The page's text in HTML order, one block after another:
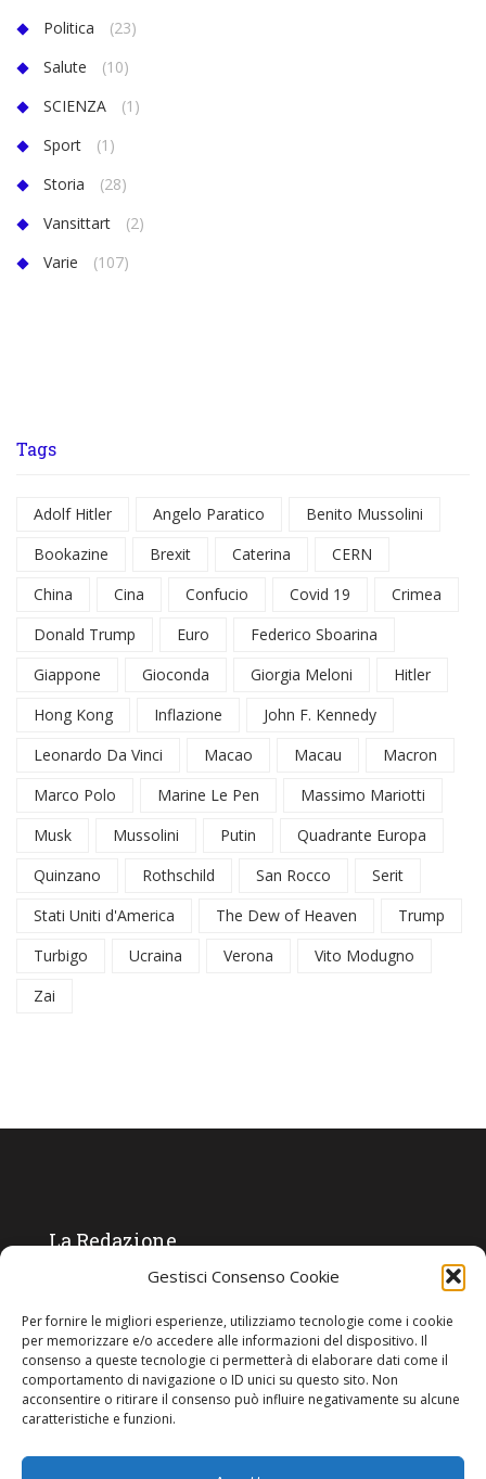
Gestisci Consenso Cookie
Per fornire le migliori esperienze, utilizziamo tecnologie come i cookie
per memorizzare e/o accedere alle informazioni del dispositivo. Il
consenso a queste tecnologie ci permetterà di elaborare dati come il
comportamento di navigazione o ID unici su questo sito. Non
acconsentire o ritirare il consenso può influire negativamente su alcune
caratteristiche e funzioni.
Politica
(23)
Salute
(10)
SCIENZA
(1)
Sport
(1)
Storia
(28)
Vansittart
(2)
Varie
(107)
Tags
Adolf Hitler Angelo Paratico
Benito Mussolini
Bookazine
Brexit Caterina
CERN
China
Cina Confucio Covid 19
Crimea
Donald Trump
Euro
Federico Sboarina
Giappone
Gioconda Giorgia Meloni
Hitler
Hong Kong
Inflazione
John F. Kennedy
Leonardo Da Vinci
Macao Macau
Macron
Marco Polo
Marine Le Pen
Massimo Mariotti
Musk
Mussolini Putin
Quadrante Europa
Quinzano
Rothschild San Rocco
Serit
Stati Uniti d'America
The Dew of Heaven
Trump
Turbigo
Ucraina Verona
Vito Modugno
Zai
La Redazione
Critica Letteraria:Ambrogio Bianchi
Vita Politica:Ermete Barbieri
Costume e moda:Ada Simoni